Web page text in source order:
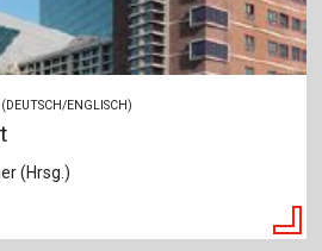
ENGLISCH)
(Hrsg.)